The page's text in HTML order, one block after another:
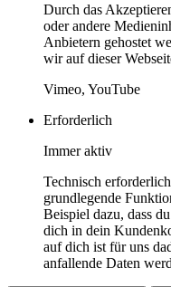
Durch das
oder andere
Anbietern gehostet
wir auf dieser
Vimeo, YouTube
Erforderlich
Immer aktiv
Technisch
grundlegende
Beispiel dazu, dass
dich in dein
auf dich ist für uns
anfallende Daten